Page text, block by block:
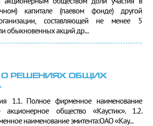
капитале (паевом фонде) другой
составляющей не менее 5
обыкновенных акций др...
О РЕШЕНИЯХ ОБЩИХ
1.1. Полное фирменное наименование
акционерное общество «Каустик». 1.2.
наименование эмитента:ОАО «Кау...